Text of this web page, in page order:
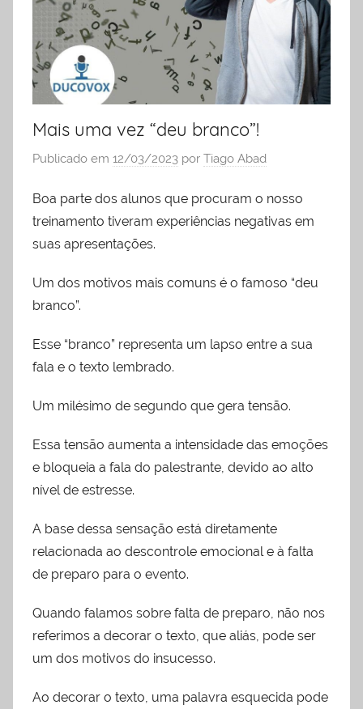
liderança
Mais uma vez “deu branco”!
Publicado em 12/03/2023 por Tiago Abad
Boa parte dos alunos que procuram o nosso
treinamento tiveram experiências negativas em
suas apresentações.
Um dos motivos mais comuns é o famoso “deu
branco”.
Esse “branco” representa um lapso entre a sua
fala e o texto lembrado.
Um milésimo de segundo que gera tensão.
Essa tensão aumenta a intensidade das emoções
e bloqueia a fala do palestrante, devido ao alto
nível de estresse.
A base dessa sensação está diretamente
relacionada ao descontrole emocional e à falta
de preparo para o evento.
Quando falamos sobre falta de preparo, não nos
referimos a decorar o texto, que aliás, pode ser
um dos motivos do insucesso.
Ao decorar o texto, uma palavra esquecida pode